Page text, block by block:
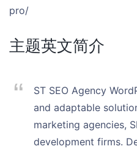
pro/
主题英文简介
ST SEO Agency
and adaptable
marketing agencies,
development firms.